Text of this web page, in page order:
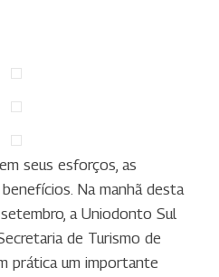
seus esforços, as
Na manhã desta
a Uniodonto Sul
de Turismo de
prática um importante